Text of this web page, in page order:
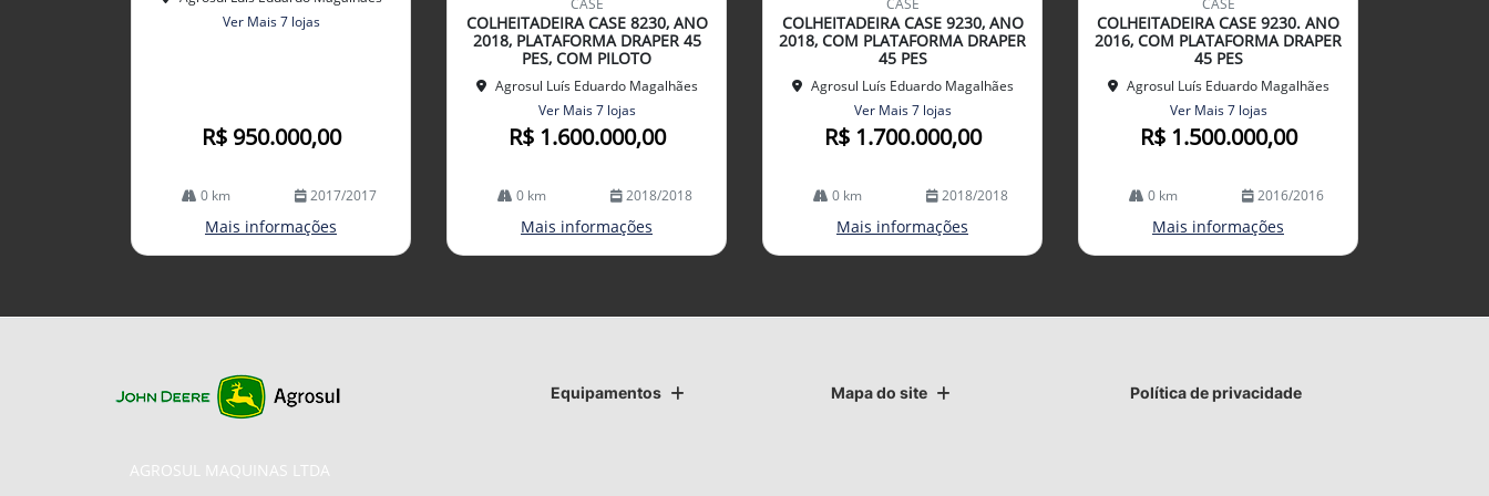
Ver Mais 7 lojas
R$ 950.000,00
0 km 2017/2017
Mais informações
arti
lhe
CASE
COLHEITADEIRA CASE 8230, ANO
2018, PLATAFORMA DRAPER 45
PES, COM PILOTO
Agrosul Luís Eduardo Magalhães
Ver Mais 7 lojas
R$ 1.600.000,00
0 km 2018/2018
Mais informações
arti
lhe
CASE
COLHEITADEIRA CASE 9230, ANO
2018, COM PLATAFORMA DRAPER
45 PES
Agrosul Luís Eduardo Magalhães
Ver Mais 7 lojas
R$ 1.700.000,00
0 km 2018/2018
Mais informações
arti
lhe
CASE
COLHEITADEIRA CASE 9230. ANO
2016, COM PLATAFORMA DRAPER
45 PES
Agrosul Luís Eduardo Magalhães
Ver Mais 7 lojas
R$ 1.500.000,00
0 km 2016/2016
Mais informações
Equipamentos Mapa do site Política de privacidade
AGROSUL MAQUINAS LTDA